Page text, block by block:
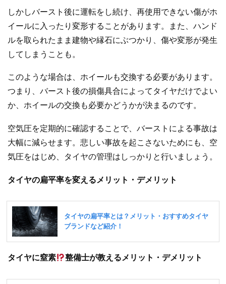
しかしバースト後に運転をし続け、再使用できない傷がホ
イールに入ったり変形することがあります。また、ハンド
ルを取られたまま建物や縁石にぶつかり、傷や変形が発生
してしまうことも。
このような場合は、ホイールも交換する必要があります。
つまり、バースト後の損傷具合によってタイヤだけでよい
か、ホイールの交換も必要かどうかが決まるのです。
空気圧を定期的に確認することで、バーストによる事故は
大幅に減らせます。悲しい事故を起こさないためにも、空
気圧をはじめ、タイヤの管理はしっかりと行いましょう。
タイヤの扁平率を変えるメリット・デメリット
タイヤに窒素 整備士が教えるメリット・デメリット